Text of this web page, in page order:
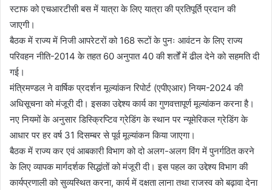
स्टाफ को एचआरटीसी बस में यात्रा के लिए यात्रा की प्रतिपूर्ति प्रदान की
जाएगी।
बैठक में राज्य में निजी आपरेटरों को 168 रूटों के पुनः आवंटन के लिए राज्य
परिवहन नीति-2014 के तहत 60 अनुपात 40 की शर्तों में ढील देने को सहमति दी
गई।
मंत्रिमण्डल ने वार्षिक प्रदर्शन मूल्यांकन रिपोर्ट (एपीएआर) नियम-2024 की
अधिसूचना को मंजूरी दी। इसका उद्देश्य कार्य का गुणवत्तापूर्ण मूल्यांकन करना है।
नए नियमों के अनुसार डिस्क्रिप्टिव ग्रेडिंग के स्थान पर न्यूमेरिकल ग्रेडिंग के
आधार पर हर वर्ष 31 दिसम्बर से पूर्व मूल्यांकन किया जाएगा।
बैठक में राज्य कर एवं आबकारी विभाग को दो अलग-अलग विंग में पुनर्गठित करने
के लिए व्यापक मार्गदर्शक सिद्धांतों को मंजूरी दी। इस पहल का उद्देश्य विभाग की
कार्यप्रणाली को सुव्यस्थित करना, कार्य में दक्षता लाना तथा राजस्व को बढ़ावा देना